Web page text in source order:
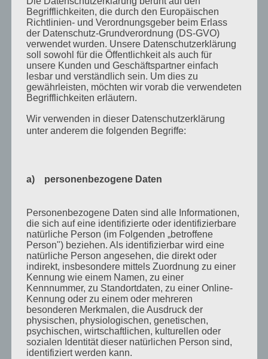
August 2013
Juli 2013
Juni 2013
Mai 2013
April 2013
August 2012
April 2012
Februar 2012
November 2011
Oktober 2011
September 2011
August 2011
Juli 2011
Juni 2011
Mai 2011
Begrifflichkeiten, die durch den Europäischen
Richtlinien- und Verordnungsgeber beim Erlass
der Datenschutz-Grundverordnung (DS-GVO)
verwendet wurden. Unsere Datenschutzerklärung
soll sowohl für die Öffentlichkeit als auch für
unsere Kunden und Geschäftspartner einfach
lesbar und verständlich sein. Um dies zu
gewährleisten, möchten wir vorab die verwendeten
Begrifflichkeiten erläutern.
Wir verwenden in dieser Datenschutzerklärung
unter anderem die folgenden Begriffe:
a) personenbezogene Daten
Personenbezogene Daten sind alle Informationen,
die sich auf eine identifizierte oder identifizierbare
natürliche Person (im Folgenden „betroffene
Person") beziehen. Als identifizierbar wird eine
natürliche Person angesehen, die direkt oder
indirekt, insbesondere mittels Zuordnung zu einer
Kennung wie einem Namen, zu einer
Kennnummer, zu Standortdaten, zu einer Online-
Kennung oder zu einem oder mehreren
besonderen Merkmalen, die Ausdruck der
physischen, physiologischen, genetischen,
psychischen, wirtschaftlichen, kulturellen oder
sozialen Identität dieser natürlichen Person sind,
identifiziert werden kann.